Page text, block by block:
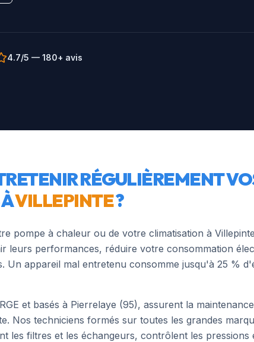
4.7/5 — 180+ avis
RÉGULIÈREMENT
VILLEPINTE?
pompe à chaleur ou de votre climatisation à Villepinte
leurs performances, réduire votre consommation
Un appareil mal entretenu consomme jusqu'à 25 %
et basés à Pierrelaye (95), assurent la
. Nos techniciens formés sur toutes les grandes
les filtres et les échangeurs, contrôlent les pressions